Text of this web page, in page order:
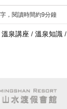
，閱讀時間約9分鐘
溫泉講座 / 溫泉知識/